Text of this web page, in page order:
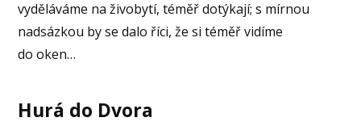
vyděláváme na živobytí, téměř dotýkají; s mírnou
nadsázkou by se dalo říci, že si téměř vidíme
do oken…
Hurá do Dvora